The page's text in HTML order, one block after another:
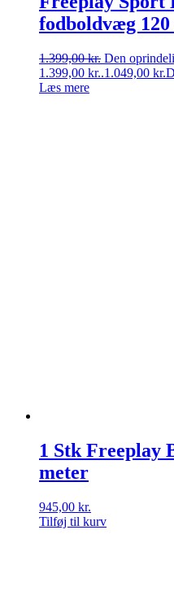
fodboldvæg 120
1.399,00kr. Den
1.399,00 kr..1.049,00 kr.
Læs mere
1 Stk Freeplay
meter
945,00 kr.
Tilføj til kurv